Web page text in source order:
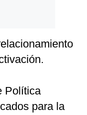
Política
para la